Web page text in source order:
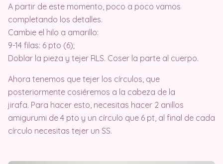
A partir de este momento, poco a poco vamos
completando los detalles.
Cambie el hilo a amarillo:
9-14 filas: 6 pto (6);
Doblar la pieza y tejer RLS. Coser la parte al cuerpo.
Ahora tenemos que tejer los círculos, que
posteriormente cosiéremos a la cabeza de la
jirafa. Para hacer esto, necesitas hacer 2 anillos
amigurumi de 4 pto y un círculo que 6 pt, al final de cada
círculo necesitas tejer un SS.